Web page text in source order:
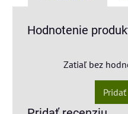
Hodnotenie
Zatiaľ bez